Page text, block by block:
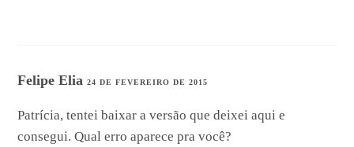
Felipe Elia24 DE FEVEREIRO DE 2015
Patrícia, tentei baixar a versão que deixei aqui e
consegui. Qual erro aparece pra você?